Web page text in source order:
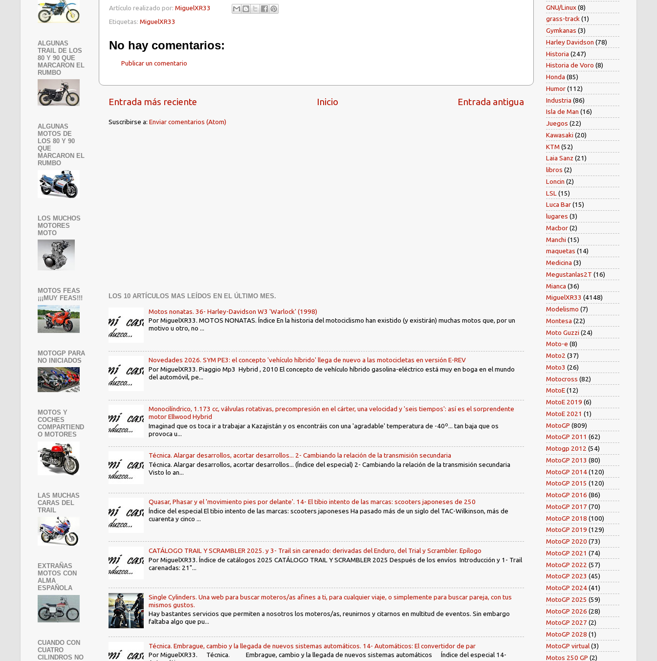
Artículo realizado por: MiguelXR33
Etiquetas: MiguelXR33
No hay comentarios:
Publicar un comentario
Entrada más reciente Entrada antigua
Inicio
Suscribirse a: Enviar comentarios (Atom)
LOS 10 ARTÍCULOS MAS LEÍDOS EN EL ÚLTIMO MES.
Motos nonatas. 36- Harley-Davidson W3 'Warlock' (1998)
Por MiguelXR33. MOTOS NONATAS. Índice En la historia del motociclismo han existido (y existirán) muchas motos que, por un
motivo u otro, no ...
Novedades 2026. SYM PE3: el concepto 'vehículo híbrido' llega de nuevo a las motocicletas en versión E-REV
Por MiguelXR33. Piaggio Mp3 Hybrid , 2010 El concepto de vehículo híbrido gasolina-eléctrico está muy en boga en el mundo
del automóvil, pe...
Monocilíndrico, 1.173 cc, válvulas rotativas, precompresión en el cárter, una velocidad y 'seis tiempos': así es el sorprendente
motor Ellwood Hybrid
Imaginad que os toca ir a trabajar a Kazajistán y os encontráis con una 'agradable' temperatura de -40º... tan baja que os
provoca u...
Técnica. Alargar desarrollos, acortar desarrollos... 2- Cambiando la relación de la transmisión secundaria
Técnica. Alargar desarrollos, acortar desarrollos... (Índice del especial) 2- Cambiando la relación de la transmisión secundaria
Visto lo an...
Quasar, Phasar y el 'movimiento pies por delante'. 14- El tibio intento de las marcas: scooters japoneses de 250
Índice del especial El tibio intento de las marcas: scooters japoneses Ha pasado más de un siglo del TAC-Wilkinson, más de
cuarenta y cinco ...
CATÁLOGO TRAIL Y SCRAMBLER 2025. y 3- Trail sin carenado: derivadas del Enduro, del Trial y Scrambler. Epílogo
Por MiguelXR33. Índice de catálogos 2025 CATÁLOGO TRAIL Y SCRAMBLER 2025 Después de los envíos Introducción y 1- Trail
carenadas: 21"...
Single Cylinders. Una web para buscar moteros/as afines a ti, para cualquier viaje, o simplemente para buscar pareja, con tus
mismos gustos.
Hay bastantes servicios que permiten a nosotros los moteros/as, reunirnos y citarnos en multitud de eventos. Sin embargo
faltaba algo que pu...
Técnica. Embrague, cambio y la llegada de nuevos sistemas automáticos. 14- Automáticos: El convertidor de par
Por MiguelXR33. Técnica. Embrague, cambio y la llegada de nuevos sistemas automáticos Índice del especial 14-
ALGUNAS
TRAIL DE LOS
80 Y 90 QUE
MARCARON EL
RUMBO
ALGUNAS
MOTOS DE
LOS 80 Y 90
QUE
MARCARON EL
RUMBO
LOS MUCHOS
MOTORES
MOTO
MOTOS FEAS
¡¡¡MUY FEAS!!!
MOTOGP PARA
NO INICIADOS
MOTOS Y
COCHES
COMPARTIEND
O MOTORES
LAS MUCHAS
CARAS DEL
TRAIL
EXTRAÑAS
MOTOS CON
ALMA
ESPAÑOLA
CUANDO CON
CUATRO
CILINDROS NO
GNU/Linux(8)
grass-track(1)
Gymkanas (3)
Harley Davidson (78)
Historia (247)
Historia de Voro (8)
Honda (85)
Humor(112)
Industria (86)
Isla de Man (16)
Juegos (22)
Kawasaki (20)
KTM (52)
Laia Sanz (21)
libros (2)
Loncin (2)
LSL (15)
Luca Bar(15)
lugares (3)
Macbor(2)
Manchi (15)
maquetas (14)
Medicina (3)
Megustanlas2T (16)
Mianca (36)
MiguelXR33 (4148)
Modelismo (7)
Montesa (22)
Moto Guzzi (24)
Moto-e (8)
Moto2 (37)
Moto3 (26)
Motocross (82)
MotoE(12)
MotoE 2019 (6)
MotoE 2021 (1)
MotoGP (809)
MotoGP 2011 (62)
Motogp 2012 (54)
MotoGP 2013 (80)
MotoGP 2014(120)
MotoGP 2015 (120)
MotoGP 2016 (86)
MotoGP 2017 (70)
MotoGP 2018 (100)
MotoGP 2019 (129)
MotoGP 2020 (73)
MotoGP 2021 (74)
MotoGP 2022 (57)
MotoGP 2023 (45)
MotoGP 2024(41)
MotoGP 2025 (59)
MotoGP 2026 (28)
MotoGP 2027 (2)
MotoGP 2028 (1)
MotoGP virtual(3)
Motos 250 GP (2)